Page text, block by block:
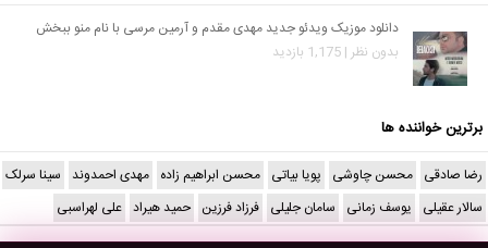
دانلود موزیک ویدئو جدید مهدی مقدم و آرمین مرسی با نام منو ببخش
بدون نظر | 1,175 بازدید
برترین خواننده ها
رضا صادقی محسن چاوشی پویا بیاتی محسن ابراهیم زاده مهدی احمدوند سینا سرلک
سالار عقیلی یوسف زمانی سامان جلیلی فرزاد فرزین حمید هیراد علی لهراسبی